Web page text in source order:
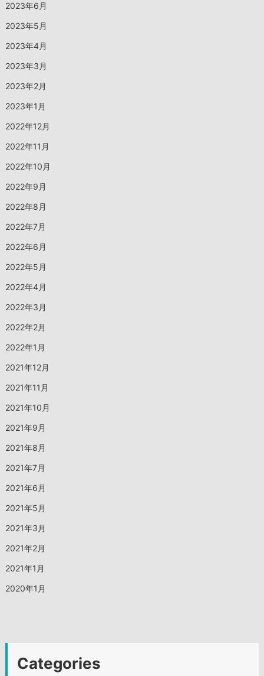
2023年6月
2023年5月
2023年4月
2023年3月
2023年2月
2023年1月
2022年12月
2022年11月
2022年10月
2022年9月
2022年8月
2022年7月
2022年6月
2022年5月
2022年4月
2022年3月
2022年2月
2022年1月
2021年12月
2021年11月
2021年10月
2021年9月
2021年8月
2021年7月
2021年6月
2021年5月
2021年3月
2021年2月
2021年1月
2020年1月
Categories